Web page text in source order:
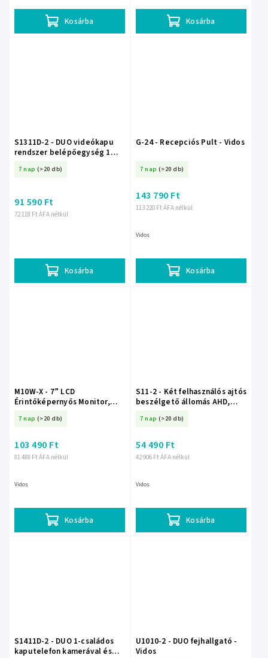
Kosárba Kosárba
S1311D-2 - DUO videókapu
rendszer belépőegység 1
kamerával és kódzárral, falra
7 nap (>20 db)
72 118 Ft ÁFA nélkül
91 590 Ft
Kosárba
G-24 - Recepciós Pult - Vidos
7 nap (>20 db)
113 220 Ft ÁFA nélkül
143 790 Ft
Kosárba
Vidos
M10W-X - 7” LCD
Érintőképernyős Monitor,
7 nap (>20 db)
81 488 Ft ÁFA nélkül
103 490 Ft
Kosárba
Vidos
S11-2 - Két felhasználós ajtós
beszélgető állomás AHD,
7 nap (>20 db)
42 906 Ft ÁFA nélkül
54 490 Ft
Kosárba
Vidos
S1411D-2 - DUO 1-családos
kaputelefon kamerával és
U1010-2 - DUO fejhallgató -
Vidos